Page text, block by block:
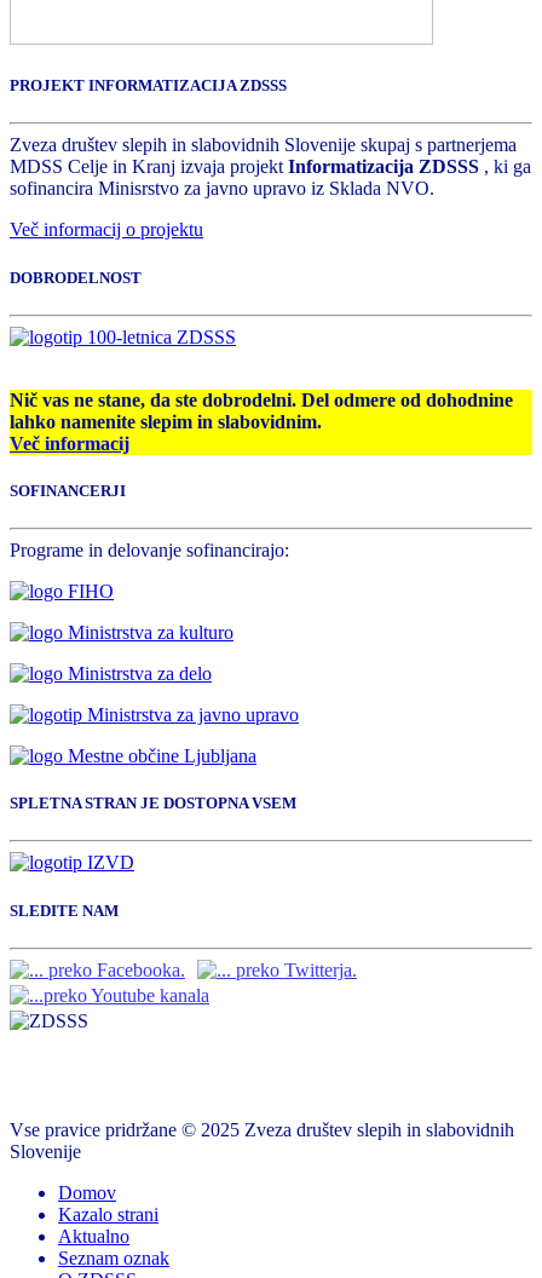
PROJEKT INFORMATIZACIJA ZDSSS
Zveza društev slepih in slabovidnih Slovenije skupaj s partnerjema
MDSS Celje in Kranj izvaja projekt Informatizacija ZDSSS , ki ga
sofinancira Minisrstvo za javno upravo iz Sklada NVO.
Več informacij o projektu
DOBRODELNOST
Nič vas ne stane, da ste dobrodelni. Del odmere od dohodnine
lahko namenite slepim in slabovidnim.
Več informacij
SOFINANCERJI
Programe in delovanje sofinancirajo:
SPLETNA STRAN JE DOSTOPNA VSEM
SLEDITE NAM
Vse pravice pridržane © 2025 Zveza društev slepih in slabovidnih
Slovenije
Domov
Kazalo strani
Aktualno
Seznam oznak